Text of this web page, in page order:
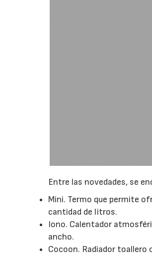
Entre las novedades, se
Mini. Termo que permite
cantidad de litros.
Iono. Calentador
ancho.
Cocoon. Radiador toallero